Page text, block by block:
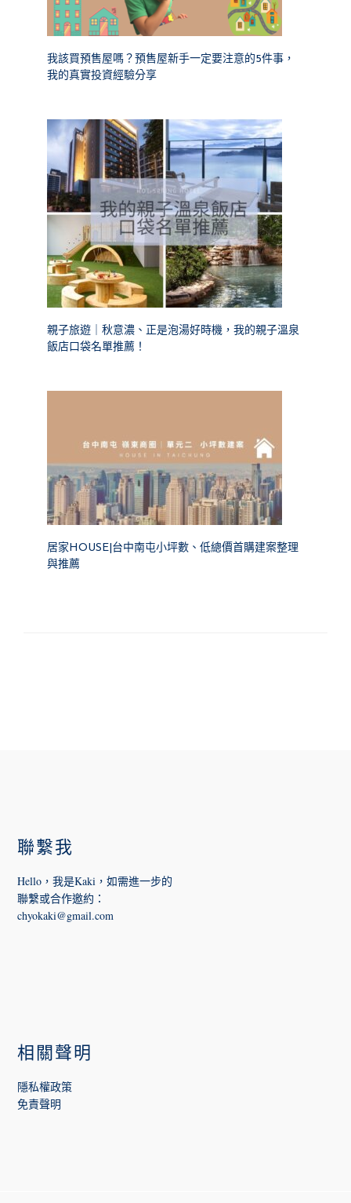
我該買預售屋嗎？預售屋新手一定要注意的5件事，
我的真實投資經驗分享
親子旅遊｜秋意濃、正是泡湯好時機，我的親子溫泉
飯店口袋名單推薦！
居家HOUSE|台中南屯小坪數、低總價首購建案整理
與推薦
聯繫我
Hello，我是Kaki，如需進一步的
聯繫或合作邀約 ：
chyokaki@gmail.com
相關聲明
隱私權政策
免責聲明